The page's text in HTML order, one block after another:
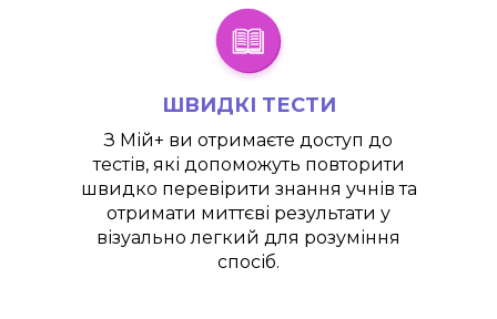
ШВИДКІ ТЕСТИ
З Мій+ ви отримаєте доступ до
тестів, які допоможуть повторити
швидко перевірити знання учнів та
отримати миттєві результати у
візуально легкий для розуміння
спосіб.